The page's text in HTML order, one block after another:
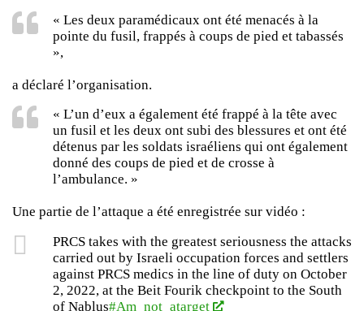
« Les deux paramédicaux ont été menacés à la
pointe du fusil, frappés à coups de pied et tabassés
»,
a déclaré l’organisation.
« L’un d’eux a également été frappé à la tête avec
un fusil et les deux ont subi des blessures et ont été
détenus par les soldats israéliens qui ont également
donné des coups de pied et de crosse à
l’ambulance. »
Une partie de l’attaque a été enregistrée sur vidéo :
PRCS takes with the greatest seriousness the attacks
carried out by Israeli occupation forces and settlers
against PRCS medics in the line of duty on October
2, 2022, at the Beit Fourik checkpoint to the South
of Nablus#Am_not_atarget